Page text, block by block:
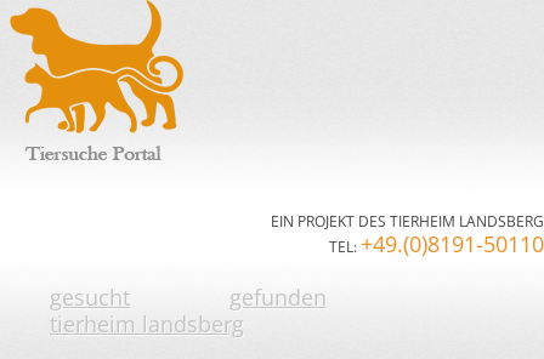
EIN PROJEKT DES TIERHEIM LANDSBERG
TEL: +49.(0)8191-50110
gesucht
gefunden
tierheim landsberg